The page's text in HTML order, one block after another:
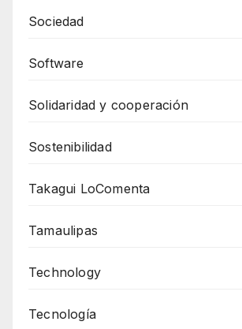
Sociedad
Software
Solidaridad y cooperación
Sostenibilidad
Takagui LoComenta
Tamaulipas
Technology
Tecnología